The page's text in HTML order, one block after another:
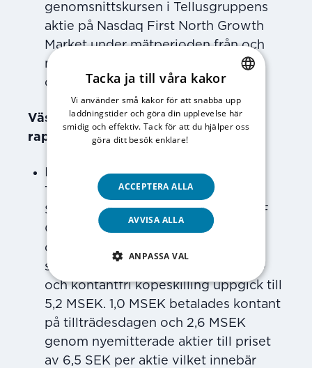
genomsnittskursen i Tellusgruppens
aktie på Nasdaq First North Growth
Market under mätperioden från och
med den 24 april 2024 till och med
den 8 maj 2024.
Väsentliga händelser efter
rapportperiodens utgång
I början på april förvärvade
Tellusgruppen Matomsorg i
Stockholm AB, via dotterbolaget TF
Catering AB. Matomsorg lagar och
distribuerar mat till förskolor och
skolor i Stockholmsområdet. Skuld-
och kontantfri köpeskilling uppgick till
5,2 MSEK. 1,0 MSEK betalades kontant
på tillträdesdagen och 2,6 MSEK
genom nyemitterade aktier till priset
av 6,5 SEK per aktie vilket innebär
SWEDISH
ENGLISH
Tacka ja till våra kakor
Vi använder små kakor för att snabba upp
laddningstider och göra din upplevelse här
smidig och effektiv. Tack för att du hjälper oss
göra ditt besök enklare!
ACCEPTERA ALLA
AVVISA ALLA
ANPASSA VAL